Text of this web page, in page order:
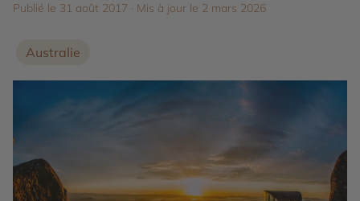
Publié le 31 août 2017 · Mis à jour le 2 mars 2026
Australie